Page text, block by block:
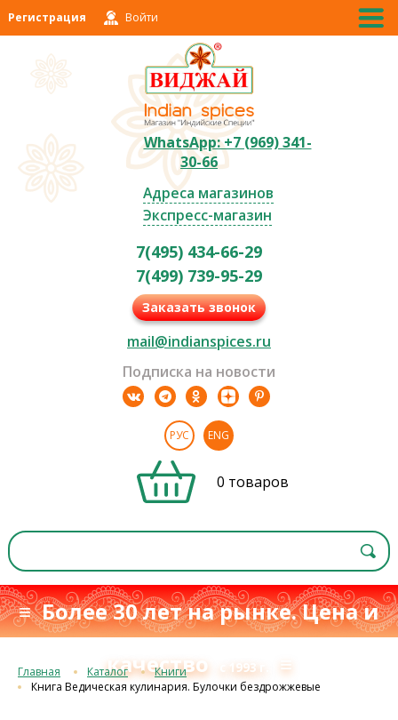
Регистрация Войти
WhatsApp: +7 (969) 341-
30-66
Адреса магазинов
Экспресс-магазин
7(495) 434-66-29
7(499) 739-95-29
Заказать звонок
mail@indianspices.ru
Подписка на новости
РУС ENG
0 товаров
≡ Более 30 лет на рынке. Цена и
качество
с 1993 г. ≡
Главная Каталог
Книги
Книга Ведическая кулинария. Булочки бездрожжевые